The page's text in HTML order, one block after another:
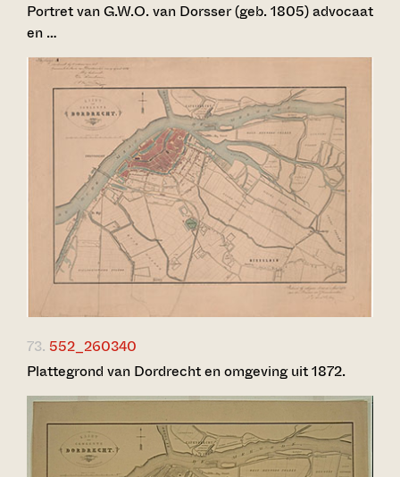
Portret van G.W.O. van Dorsser (geb. 1805) advocaat
en …
73. 552_260340
Plattegrond van Dordrecht en omgeving uit 1872.